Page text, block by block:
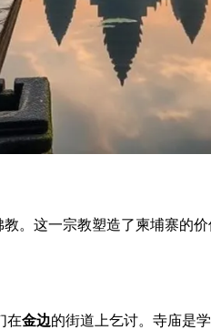
。这一宗教塑造了柬埔寨的
在金边的街道上乞讨。寺庙是